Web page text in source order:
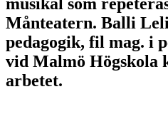
musikal som
Månteatern. Balli
pedagogik, fil mag. i
vid Malmö Högskola
arbetet.